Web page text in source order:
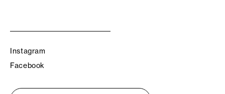
Instagram
Facebook